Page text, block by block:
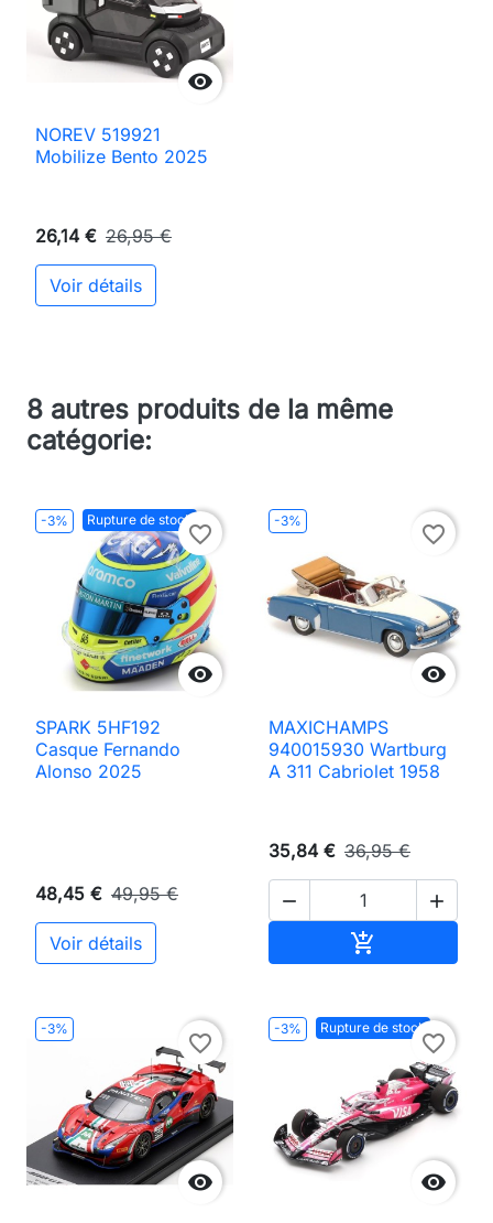

NOREV 519921
Mobilize Bento 2025
26,14 € 26,95 €
Voir détails
8 autres produits de la même
catégorie:
-3% Rupture de stock

favorite_border
SPARK 5HF192
Casque Fernando
Alonso 2025
48,45 € 49,95 €
Voir détails
-3%

favorite_border
MAXICHAMPS
940015930 Wartburg
A 311 Cabriolet 1958
35,84 € 36,95 €
 

-3%

favorite_border
-3% Rupture de stock

favorite_border